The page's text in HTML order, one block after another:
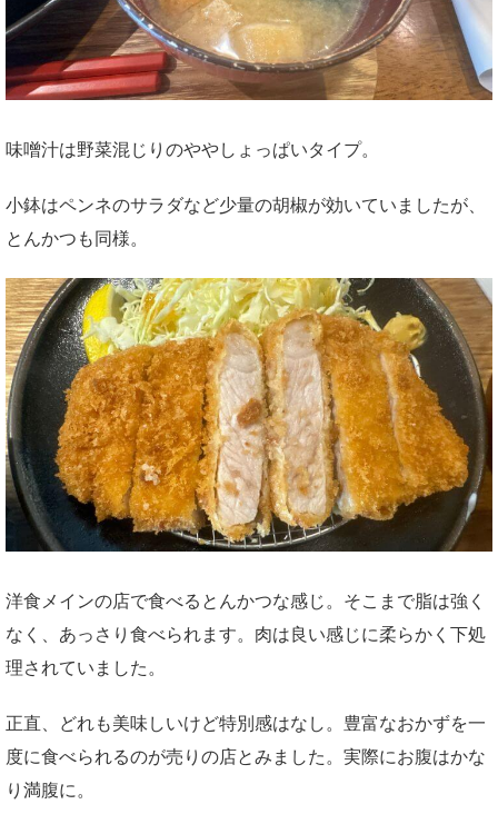
味噌汁は野菜混じりのややしょっぱいタイプ。
小鉢はペンネのサラダなど少量の胡椒が効いていましたが、
とんかつも同様。
洋食メインの店で食べるとんかつな感じ。そこまで脂は強く
なく、あっさり食べられます。肉は良い感じに柔らかく下処
理されていました。
正直、どれも美味しいけど特別感はなし。豊富なおかずを一
度に食べられるのが売りの店とみました。実際にお腹はかな
り満腹に。